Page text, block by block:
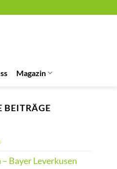
Magazin
BEITRÄGE
– Bayer Leverkusen